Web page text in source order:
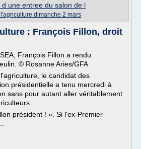
d une entree du salon de l
dimanche 2 mars
: François Fillon, droit
François Fillon a rendu
© Rosanne Aries/GFA
le candidat des
présidentielle a tenu mercredi à
sans pour autant aller véritablement
président ! ». Si l'ex-Premier